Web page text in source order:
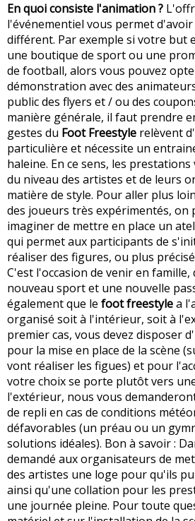
En quoi consiste l'animation ?
l'événementiel vous permet
différent. Par exemple si votre but
une boutique de sport ou une
de football, alors vous pouvez
démonstration avec des
public des flyers et / ou des
manière générale, il faut prendre
gestes du Foot Freestyle relèvent
particulière et nécessite un
haleine. En ce sens, les
du niveau des artistes et de leurs
matière de style. Pour aller plus
des joueurs très expérimentés,
imaginer de mettre en place un
qui permet aux participants de
réaliser des figures, ou plus
C'est l'occasion de venir en famille,
nouveau sport et une nouvelle
également que le foot freestylea
organisé soit à l'intérieur, soit à
premier cas, vous devez disposer
pour la mise en place de la scène
vont réaliser les figues) et pour
votre choix se porte plutôt vers
l'extérieur, nous vous
de repli en cas de conditions
défavorables (un préau ou un
solutions idéales). Bon à savoir :
demandé aux organisateurs de
des artistes une loge pour qu'ils
ainsi qu'une collation pour les
une journée pleine. Pour toute